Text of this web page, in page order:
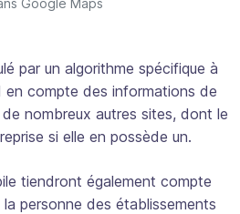
par un algorithme spécifique à
en compte des informations de
nombreux autres sites, dont le
si elle en possède un.
tiendront également compte
personne des établissements